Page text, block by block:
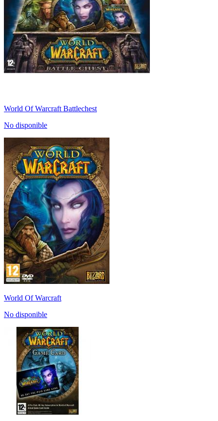
World Of Warcraft Battlechest
No disponible
World Of Warcraft
No disponible